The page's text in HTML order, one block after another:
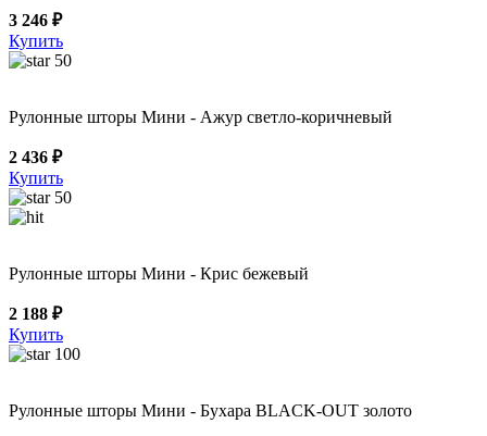
3 246 ₽
Купить
50
Рулонные шторы Мини - Ажур светло-коричневый
2 436 ₽
Купить
50
Рулонные шторы Мини - Крис бежевый
2 188 ₽
Купить
100
Рулонные шторы Мини - Бухара BLACK-OUT золото